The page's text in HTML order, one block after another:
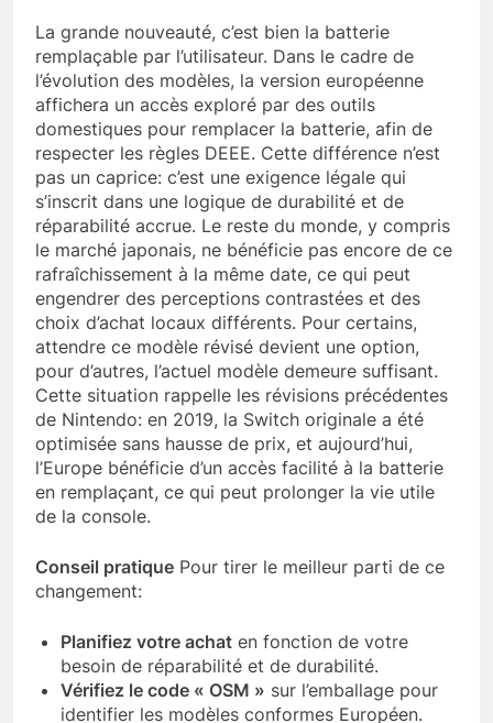
La grande nouveauté, c’est bien la batterie
remplaçable par l’utilisateur. Dans le cadre de
l’évolution des modèles, la version européenne
affichera un accès exploré par des outils
domestiques pour remplacer la batterie, afin de
respecter les règles DEEE. Cette différence n’est
pas un caprice: c’est une exigence légale qui
s’inscrit dans une logique de durabilité et de
réparabilité accrue. Le reste du monde, y compris
le marché japonais, ne bénéficie pas encore de ce
rafraîchissement à la même date, ce qui peut
engendrer des perceptions contrastées et des
choix d’achat locaux différents. Pour certains,
attendre ce modèle révisé devient une option,
pour d’autres, l’actuel modèle demeure suffisant.
Cette situation rappelle les révisions précédentes
de Nintendo: en 2019, la Switch originale a été
optimisée sans hausse de prix, et aujourd’hui,
l’Europe bénéficie d’un accès facilité à la batterie
en remplaçant, ce qui peut prolonger la vie utile
de la console.
Conseil pratique Pour tirer le meilleur parti de ce
changement:
Planifiez votre achat en fonction de votre
besoin de réparabilité et de durabilité.
Vérifiez le code « OSM » sur l’emballage pour
identifier les modèles conformes Européen.